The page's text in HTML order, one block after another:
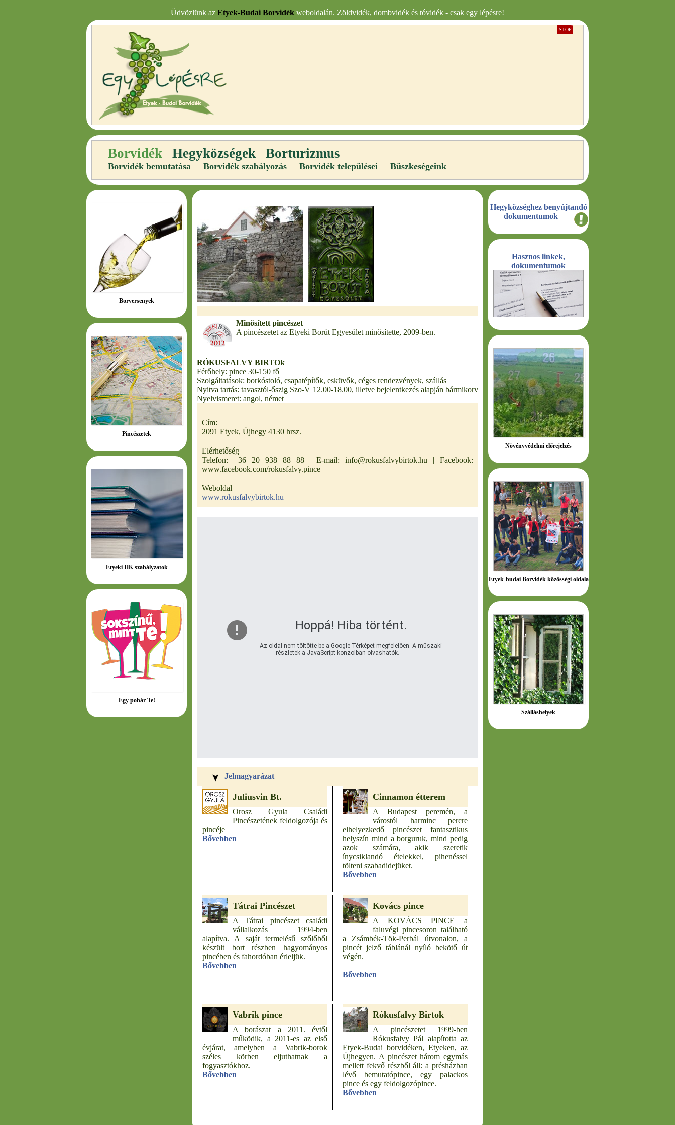
Üdvözlünk az Etyek-Budai Borvidék weboldalán. Zöldvidék, dombvidék és tóvidék - csak egy lépésre!
STOP
Borvidék Hegyközségek Borturizmus
Borvidék bemutatása Borvidék szabályozás Borvidék települései Büszkeségeink
Borversenyek
Pincészetek
Etyeki HK szabályzatok
Egy pohár Te!
Minősített pincészet
A pincészetet az Etyeki Borút Egyesület minősítette, 2009-ben.
RÓKUSFALVY BIRTOk
Férőhely: pince 30-150 fő
Szolgáltatások: borkóstoló, csapatépítők, esküvők, céges rendezvények, szállás
Nyitva tartás: tavasztól-őszig Szo-V 12.00-18.00, illetve bejelentkezés alapján bármikorv
Nyelvismeret: angol, német
Cím:
2091 Etyek, Újhegy 4130 hrsz.
Elérhetőség
Telefon: +36 20 938 88 88 | E-mail: info@rokusfalvybirtok.hu | Facebook:
www.facebook.com/rokusfalvy.pince
Weboldal
www.rokusfalvybirtok.hu
Hoppá! Hiba történt.
Az oldal nem töltötte be a Google Térképet megfelelően. A műszaki
részletek a JavaScript-konzolban olvashatók.
Jelmagyarázat
Juliusvin Bt.
Orosz Gyula Családi
Pincészetének feldolgozója és
pincéje
Bővebben
Cinnamon étterem
A Budapest peremén, a
várostól harminc percre
elhelyezkedő pincészet fantasztikus
helyszín mind a borguruk, mind pedig
azok számára, akik szeretik
ínycsiklandó ételekkel, pihenéssel
tölteni szabadidejüket.
Bővebben
Tátrai Pincészet
A Tátrai pincészet családi
vállalkozás 1994-ben
alapítva. A saját termelésű szőlőből
készült bort részben hagyományos
pincében és fahordóban érleljük.
Bővebben
Kovács pince
A KOVÁCS PINCE a
faluvégi pincesoron található
a Zsámbék-Tök-Perbál útvonalon, a
pincét jelző táblánál nyíló bekötő út
végén.
Bővebben
Vabrik pince
A borászat a 2011. évtől
működik, a 2011-es az első
évjárat, amelyben a Vabrik-borok
széles körben eljuthatnak a
fogyasztókhoz.
Bővebben
Rókusfalvy Birtok
A pincészetet 1999-ben
Rókusfalvy Pál alapította az
Etyek-Budai borvidéken, Etyeken, az
Újhegyen. A pincészet három egymás
mellett fekvő részből áll: a présházban
lévő bemutatópince, egy palackos
pince és egy feldolgozópince.
Bővebben
Hegyközséghez benyújtandó
dokumentumok
Hasznos linkek,
dokumentumok
Növényvédelmi előrejelzés
Etyek-budai Borvidék közösségi oldala
Szálláshelyek